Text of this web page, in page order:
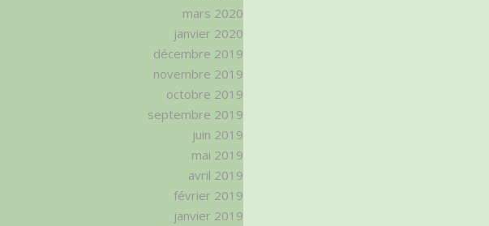
mars 2020
janvier 2020
décembre 2019
novembre 2019
octobre 2019
septembre 2019
juin 2019
mai 2019
avril 2019
février 2019
janvier 2019